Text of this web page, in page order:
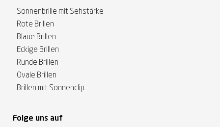
Sonnenbrille mit Sehstärke
Rote Brillen
Blaue Brillen
Eckige Brillen
Runde Brillen
Ovale Brillen
Brillen mit Sonnenclip
Folge uns auf